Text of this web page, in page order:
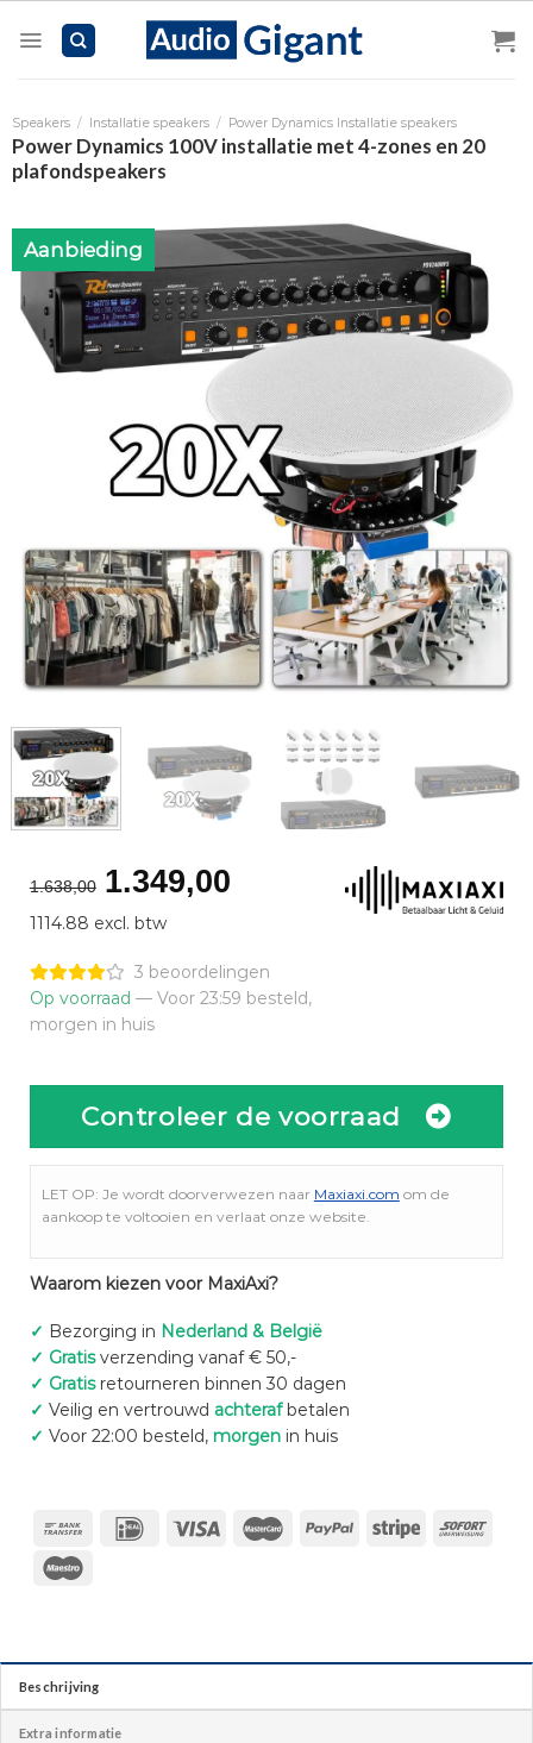
Speakers / Installatie speakers / Power Dynamics Installatie speakers
Power Dynamics 100V installatie met 4-zones en 20
plafondspeakers
Aanbieding
1.638,00 Oorspronkelijke
prijs
was:
€1.638,00.
1.349,00Huidige
€1.349,00.
1114.88 excl. btw
3 beoordelingen
Op voorraad — Voor 23:59 besteld,
morgen in huis
Controleer de voorraad
LET OP: Je wordt doorverwezen naar Maxiaxi.com om de
aankoop te voltooien en verlaat onze website.
Waarom kiezen voor MaxiAxi?
✓ Bezorging in Nederland & België
✓ Gratisverzending vanaf € 50,-
✓ Gratisretourneren binnen 30 dagen
✓ Veilig en vertrouwd achterafbetalen
✓ Voor 22:00 besteld, morgenin huis
Beschrijving
Extra informatie